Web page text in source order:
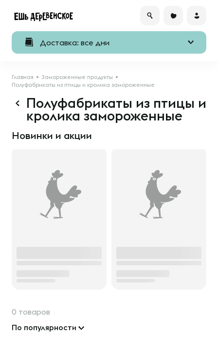
Доставка: все дни
Главная
Замороженные продукты
Полуфабрикаты из птицы и кролика замороженные
Полуфабрикаты из птицы и
кролика замороженные
Новинки и акции
0 товаров
По популярности